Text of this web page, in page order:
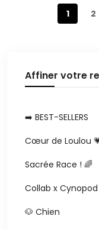
1 2
Affiner votre
➡️ BEST-SELLERS
Cœur de Loulou
Sacrée Race ! 🌈
Collab x Cynopod
🐶 Chien